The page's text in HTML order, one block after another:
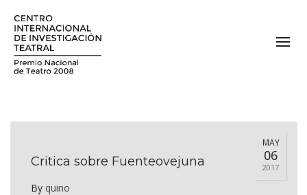
MAY
06
2017
Critica sobre Fuenteovejuna
By quino